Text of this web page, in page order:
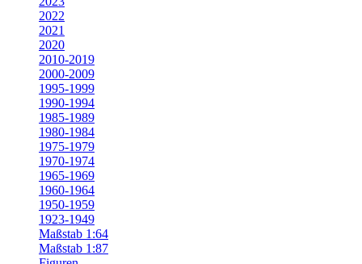
2022
2021
2020
2010-2019
2000-2009
1995-1999
1990-1994
1985-1989
1980-1984
1975-1979
1970-1974
1965-1969
1960-1964
1950-1959
1923-1949
Maßstab 1:64
Maßstab 1:87